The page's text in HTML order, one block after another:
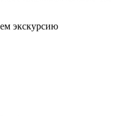
экскурсию